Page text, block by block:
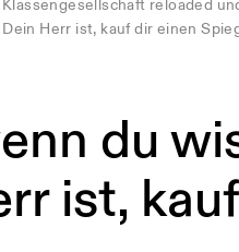
Klassengesellschaft reloaded
Herr ist, kauf dir einen
du
ist,